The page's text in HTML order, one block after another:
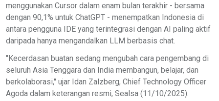
menggunakan Cursor dalam enam bulan terakhir - bersama
dengan 90,1% untuk ChatGPT - menempatkan Indonesia di
antara pengguna IDE yang terintegrasi dengan AI paling aktif
daripada hanya mengandalkan LLM berbasis chat.
"Kecerdasan buatan sedang mengubah cara pengembang di
seluruh Asia Tenggara dan India membangun, belajar, dan
berkolaborasi," ujar Idan Zalzberg, Chief Technology Officer
Agoda dalam keterangan resmi, Sealsa (11/10/2025).